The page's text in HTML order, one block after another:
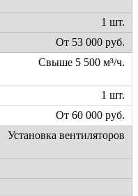
1 шт.
От 53 000 руб.
Свыше 5 500 м³/ч.
1 шт.
От 60 000 руб.
Установка вентиляторов